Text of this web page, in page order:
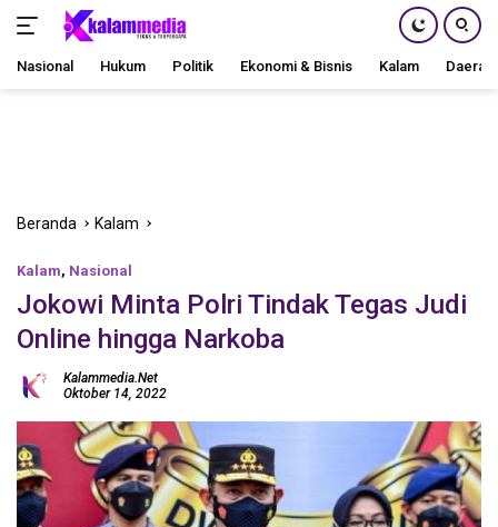
Nasional Hukum Politik Ekonomi & Bisnis Kalam Daerah
Beranda Kalam
Kalam, Nasional
Jokowi Minta Polri Tindak Tegas Judi
Online hingga Narkoba
Kalammedia.net
Oktober 14, 2022